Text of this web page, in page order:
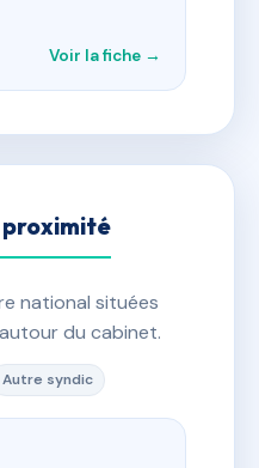
Voir la fiche →
national situées
du cabinet.
Autre syndic